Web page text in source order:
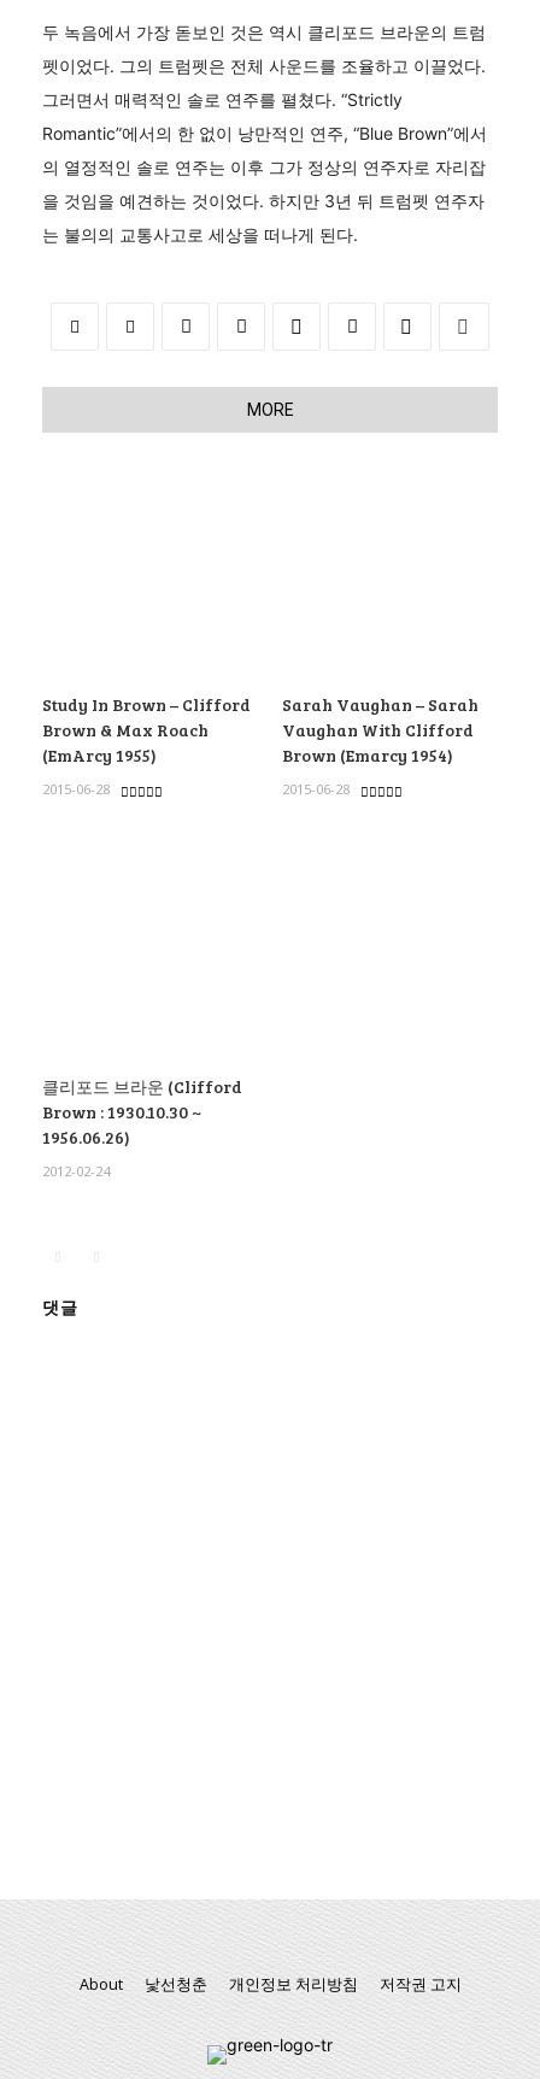
두 녹음에서 가장 돋보인 것은 역시 클리포드 브라운의 트럼
펫이었다. 그의 트럼펫은 전체 사운드를 조율하고 이끌었다.
그러면서 매력적인 솔로 연주를 펼쳤다. “Strictly
Romantic”에서의 한 없이 낭만적인 연주, “Blue Brown”에서
의 열정적인 솔로 연주는 이후 그가 정상의 연주자로 자리잡
을 것임을 예견하는 것이었다. 하지만 3년 뒤 트럼펫 연주자
는 불의의 교통사고로 세상을 떠나게 된다.
MORE
Study In Brown – Clifford
Brown & Max Roach
(EmArcy 1955)
2015-06-28
Sarah Vaughan – Sarah
Vaughan With Clifford
Brown (Emarcy 1954)
2015-06-28
클리포드 브라운 (Clifford
Brown : 1930.10.30 ~
1956.06.26)
2012-02-24
댓글
About 낯선청춘 개인정보 처리방침 저작권 고지